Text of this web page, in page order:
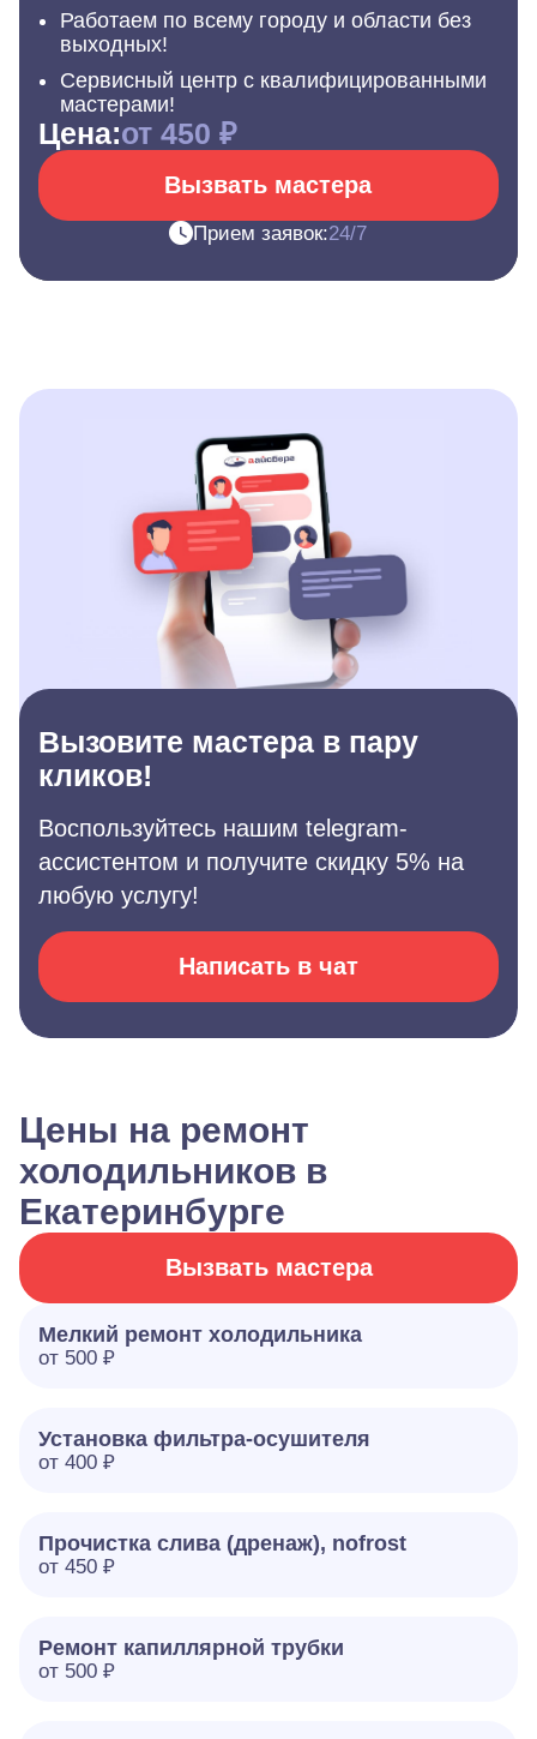
Работаем по всему городу и области без
выходных!
Сервисный центр с квалифицированными
мастерами!
Цена:от 450 ₽
Вызвать мастера
Прием заявок:24/7
Вызовите мастера в пару
кликов!
Воспользуйтесь нашим telegram-
ассистентом и получите скидку 5% на
любую услугу!
Написать в чат
Цены на ремонт
холодильников в
Екатеринбурге
Вызвать мастера
Мелкий ремонт холодильника
от 500 ₽
Установка фильтра-осушителя
от 400 ₽
Прочистка слива (дренаж), nofrost
от 450 ₽
Ремонт капиллярной трубки
от 500 ₽